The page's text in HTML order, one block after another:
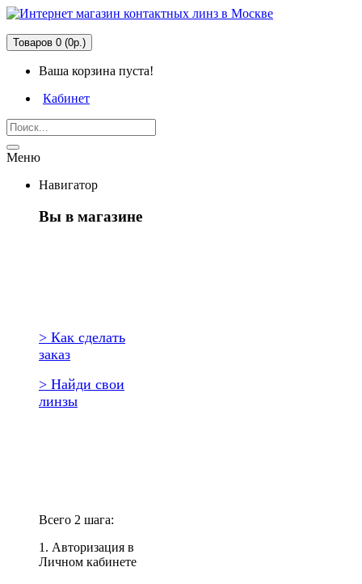
Товаров 0 (0р.)
Ваша корзина пуста!
Кабинет
Меню
Навигатор
Вы в магазине
> Как сделать
заказ
> Найди свои
линзы
Всего 2 шага:
1. Авторизация в
Личном кабинете